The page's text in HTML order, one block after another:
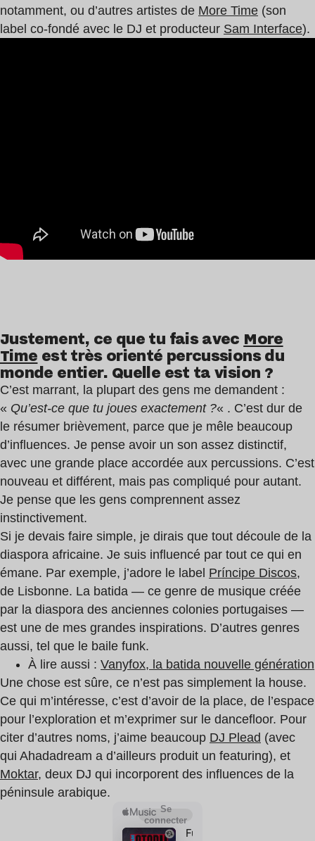
notamment, ou d’autres artistes de More Time (son
label co-fondé avec le DJ et producteur Sam Interface).
Justement, ce que tu fais avec More
Time est très orienté percussions du
monde entier. Quelle est ta vision ?
C’est marrant, la plupart des gens me demandent :
« Qu’est-ce que tu joues exactement ?« . C’est dur de
le résumer brièvement, parce que je mêle beaucoup
d’influences. Je pense avoir un son assez distinctif,
avec une grande place accordée aux percussions. C’est
nouveau et différent, mais pas compliqué pour autant.
Je pense que les gens comprennent assez
instinctivement.
Si je devais faire simple, je dirais que tout découle de la
diaspora africaine. Je suis influencé par tout ce qui en
émane. Par exemple, j’adore le label Príncipe Discos,
de Lisbonne. La batida — ce genre de musique créée
par la diaspora des anciennes colonies portugaises —
est une de mes grandes inspirations. D’autres genres
aussi, tel que le baile funk.
À lire aussi : Vanyfox, la batida nouvelle génération
Une chose est sûre, ce n’est pas simplement la house.
Ce qui m’intéresse, c’est d’avoir de la place, de l’espace
pour l’exploration et m’exprimer sur le dancefloor. Pour
citer d’autres noms, j’aime beaucoup DJ Plead (avec
qui Ahadadream a d’ailleurs produit un featuring), et
Moktar, deux DJ qui incorporent des influences de la
péninsule arabique.